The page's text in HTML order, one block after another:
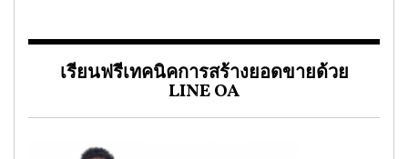
เรียนฟรีเทคนิคการสร้างยอดขายด้วย
LINE OA